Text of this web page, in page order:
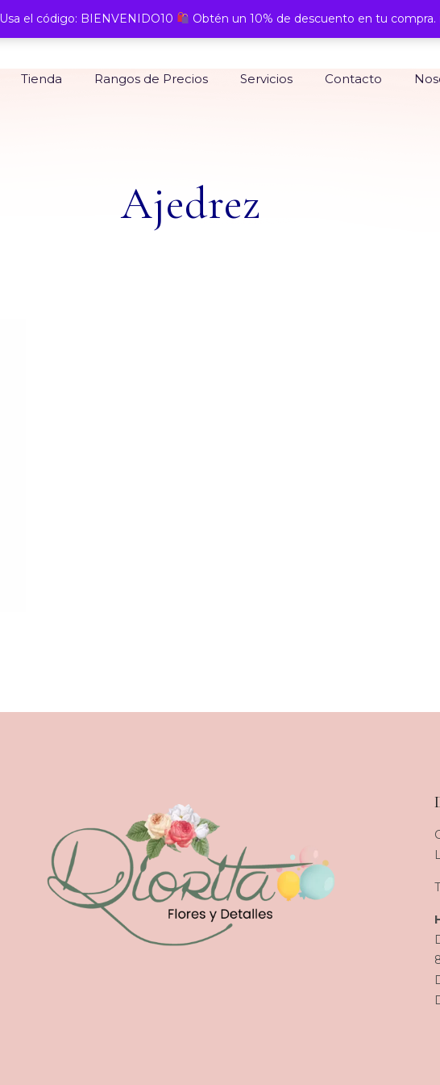
Tienda Rangos de Precios Servicios Contacto
Ajedrez
Usa el código: BIENVENIDO10 Obtén un 10% de descuento en tu compra.